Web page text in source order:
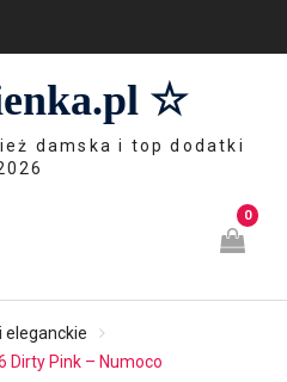
☆
damska i top dodatki
0
eleganckie
Dirty Pink – Numoco